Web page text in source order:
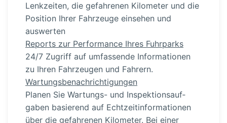
Lenkzeiten, die gefahrenen Kilometer und die
Position Ihrer Fahrzeuge einsehen und
auswerten
Reports zur Performance Ihres Fuhrparks
24/7 Zugriff auf umfassende Infor­ma­tionen
zu Ihren Fahrzeugen und Fahrern.
Wartungs­be­nach­rich­ti­gungen
Planen Sie Wartungs- und Inspek­ti­ons­auf­
gaben basierend auf Echtzeit­in­for­ma­tionen
über die gefahrenen Kilometer. Bei einer